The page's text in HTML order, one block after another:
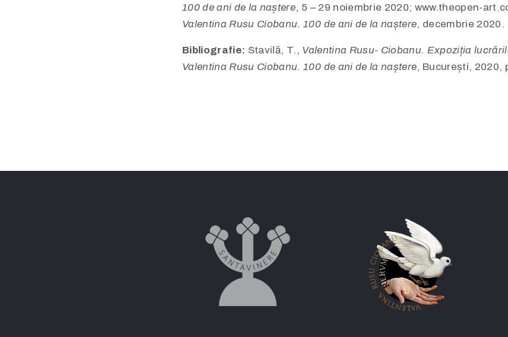
100 de ani de la naștere, 5 – 29 noiembrie 2020; www.theopen-
Valentina Rusu Ciobanu. 100 de ani de la naștere, decembrie 2020.
Bibliografie: Stavilă, T., Valentina Rusu- Ciobanu. Expoziția
Valentina Rusu Ciobanu. 100 de ani de la naștere, București, 2020,